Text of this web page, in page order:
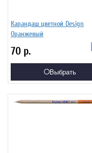
Карандаш цветной Design
Оранжевый
70 р.
Выбрать